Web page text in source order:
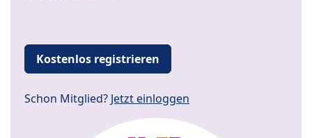
Kostenlos registrieren
Schon Mitglied? Jetzt einloggen